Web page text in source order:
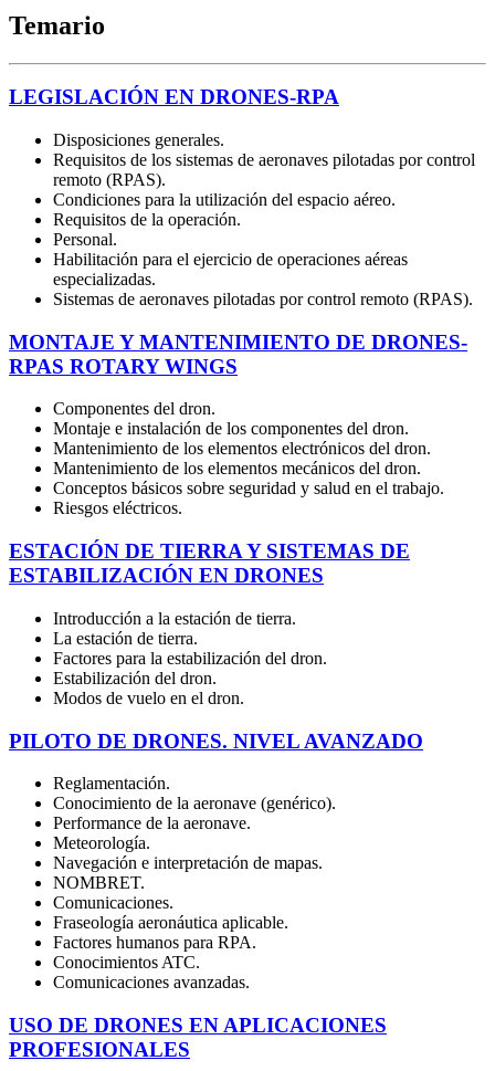
Temario
LEGISLACIÓN EN DRONES-RPA
Disposiciones generales.
Requisitos de los sistemas de aeronaves pilotadas por control
remoto (RPAS).
Condiciones para la utilización del espacio aéreo.
Requisitos de la operación.
Personal.
Habilitación para el ejercicio de operaciones aéreas
especializadas.
Sistemas de aeronaves pilotadas por control remoto (RPAS).
MONTAJE Y MANTENIMIENTO DE DRONES-
RPAS ROTARY WINGS
Componentes del dron.
Montaje e instalación de los componentes del dron.
Mantenimiento de los elementos electrónicos del dron.
Mantenimiento de los elementos mecánicos del dron.
Conceptos básicos sobre seguridad y salud en el trabajo.
Riesgos eléctricos.
ESTACIÓN DE TIERRA Y SISTEMAS DE
ESTABILIZACIÓN EN DRONES
Introducción a la estación de tierra.
La estación de tierra.
Factores para la estabilización del dron.
Estabilización del dron.
Modos de vuelo en el dron.
PILOTO DE DRONES. NIVEL AVANZADO
Reglamentación.
Conocimiento de la aeronave (genérico).
Performance de la aeronave.
Meteorología.
Navegación e interpretación de mapas.
NOMBRET.
Comunicaciones.
Fraseología aeronáutica aplicable.
Factores humanos para RPA.
Conocimientos ATC.
Comunicaciones avanzadas.
USO DE DRONES EN APLICACIONES
PROFESIONALES